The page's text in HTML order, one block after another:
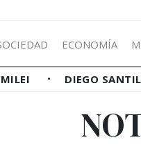
ECONOMÍA
DIEGO